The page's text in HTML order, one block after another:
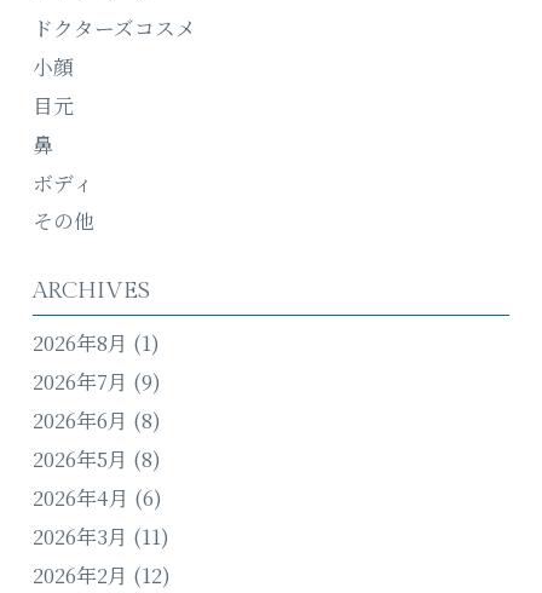
ドクターズコスメ
小顔
目元
鼻
ボディ
その他
ARCHIVES
2026年8月 (1)
2026年7月 (9)
2026年6月 (8)
2026年5月 (8)
2026年4月 (6)
2026年3月 (11)
2026年2月 (12)